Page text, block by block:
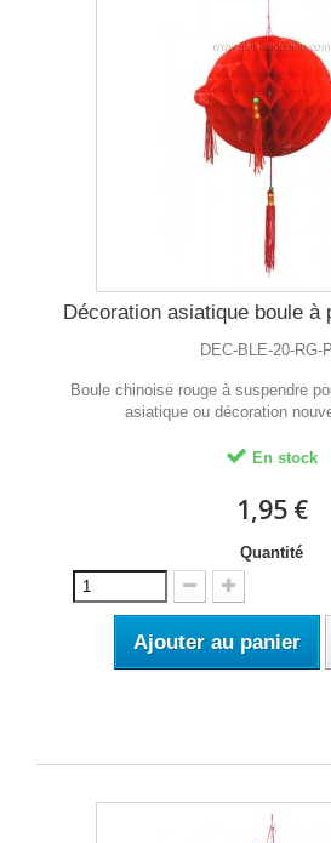
Décoration asiatique boule à
DEC-BLE-20-RG-
Boule chinoise rouge à suspendre
asiatique ou décoration
En stock
1,95 €
Quantité
Ajouter au panier